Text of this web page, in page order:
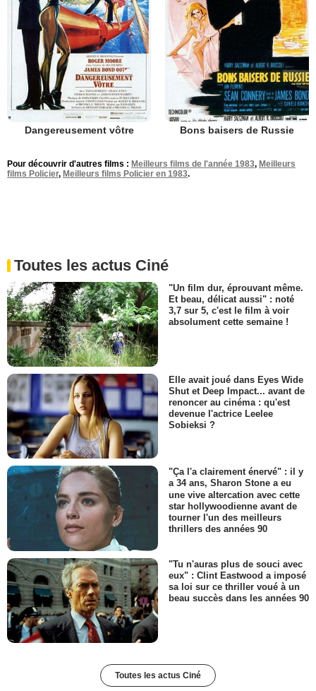
Dangereusement vôtre Bons baisers de Russie
Pour découvrir d'autres films : Meilleurs films de l'année 1983, Meilleurs
films Policier, Meilleurs films Policier en 1983.
Toutes les actus Ciné
"Un film dur, éprouvant même.
Et beau, délicat aussi" : noté
3,7 sur 5, c'est le film à voir
absolument cette semaine !
Elle avait joué dans Eyes Wide
Shut et Deep Impact... avant de
renoncer au cinéma : qu'est
devenue l'actrice Leelee
Sobieksi ?
"Ça l'a clairement énervé" : il y
a 34 ans, Sharon Stone a eu
une vive altercation avec cette
star hollywoodienne avant de
tourner l'un des meilleurs
thrillers des années 90
"Tu n'auras plus de souci avec
eux" : Clint Eastwood a imposé
sa loi sur ce thriller voué à un
beau succès dans les années 90
Toutes les actus Ciné